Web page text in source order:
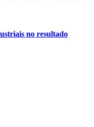
no resultado